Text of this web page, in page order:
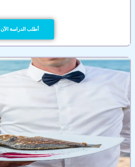
أطلب الدراسة الآن